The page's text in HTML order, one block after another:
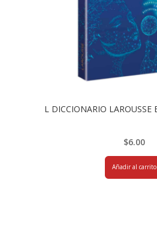
L DICCIONARIO LAROUSSE
$6.00
Añadir al carrito